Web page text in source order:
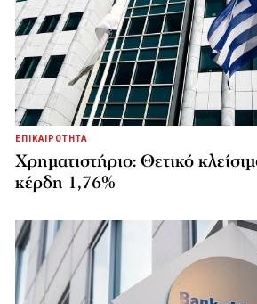
ΕΠΙΚΑΙΡΟΤΗΤΑ
Χρηματιστήριο: Θετικό
κέρδη 1,76%